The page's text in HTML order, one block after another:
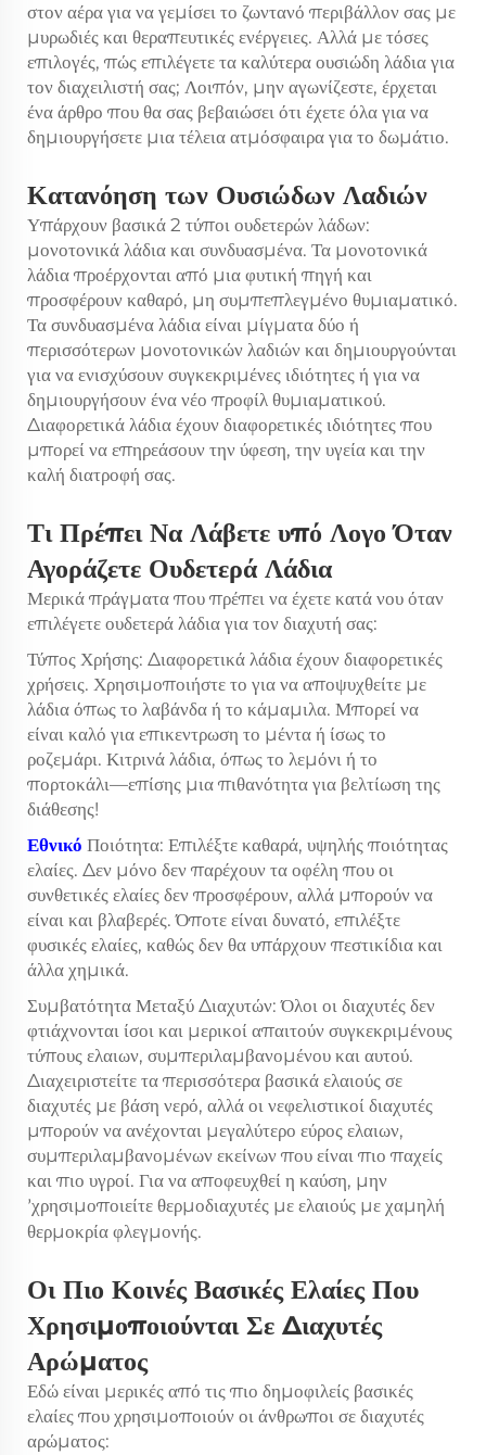
στον αέρα για να γεμίσει το ζωντανό περιβάλλον σας με
μυρωδιές και θεραπευτικές ενέργειες. Αλλά με τόσες
επιλογές, πώς επιλέγετε τα καλύτερα ουσιώδη λάδια για
τον διαχειλιστή σας; Λοιπόν, μην αγωνίζεστε, έρχεται
ένα άρθρο που θα σας βεβαιώσει ότι έχετε όλα για να
δημιουργήσετε μια τέλεια ατμόσφαιρα για το δωμάτιο.
Κατανόηση των Ουσιώδων Λαδιών
Υπάρχουν βασικά 2 τύποι ουδετερών λάδων:
μονοτονικά λάδια και συνδυασμένα. Τα μονοτονικά
λάδια προέρχονται από μια φυτική πηγή και
προσφέρουν καθαρό, μη συμπεπλεγμένο θυμιαματικό.
Τα συνδυασμένα λάδια είναι μίγματα δύο ή
περισσότερων μονοτονικών λαδιών και δημιουργούνται
για να ενισχύσουν συγκεκριμένες ιδιότητες ή για να
δημιουργήσουν ένα νέο προφίλ θυμιαματικού.
Διαφορετικά λάδια έχουν διαφορετικές ιδιότητες που
μπορεί να επηρεάσουν την ύφεση, την υγεία και την
καλή διατροφή σας.
Τι Πρέπει Να Λάβετε υπό Λογο Όταν
Αγοράζετε Ουδετερά Λάδια
Μερικά πράγματα που πρέπει να έχετε κατά νου όταν
επιλέγετε ουδετερά λάδια για τον διαχυτή σας:
Τύπος Χρήσης: Διαφορετικά λάδια έχουν διαφορετικές
χρήσεις. Χρησιμοποιήστε το για να αποψυχθείτε με
λάδια όπως το λαβάνδα ή το κάμαμιλα. Μπορεί να
είναι καλό για επικεντρωση το μέντα ή ίσως το
ροζεμάρι. Κιτρινά λάδια, όπως το λεμόνι ή το
πορτοκάλι—επίσης μια πιθανότητα για βελτίωση της
διάθεσης!
Εθνικό Ποιότητα: Επιλέξτε καθαρά, υψηλής ποιότητας
ελαίες. Δεν μόνο δεν παρέχουν τα οφέλη που οι
συνθετικές ελαίες δεν προσφέρουν, αλλά μπορούν να
είναι και βλαβερές. Όποτε είναι δυνατό, επιλέξτε
φυσικές ελαίες, καθώς δεν θα υπάρχουν πεστικίδια και
άλλα χημικά.
Συμβατότητα Μεταξύ Διαχυτών: Όλοι οι διαχυτές δεν
φτιάχνονται ίσοι και μερικοί απαιτούν συγκεκριμένους
τύπους ελαιων, συμπεριλαμβανομένου και αυτού.
Διαχειριστείτε τα περισσότερα βασικά ελαιούς σε
διαχυτές με βάση νερό, αλλά οι νεφελιστικοί διαχυτές
μπορούν να ανέχονται μεγαλύτερο εύρος ελαιων,
συμπεριλαμβανομένων εκείνων που είναι πιο παχείς
και πιο υγροί. Για να αποφευχθεί η καύση, μην
’χρησιμοποιείτε θερμοδιαχυτές με ελαιούς με χαμηλή
θερμοκρία φλεγμονής.
Οι Πιο Κοινές Βασικές Ελαίες Που
Χρησιμοποιούνται Σε Διαχυτές
Αρώματος
Εδώ είναι μερικές από τις πιο δημοφιλείς βασικές
ελαίες που χρησιμοποιούν οι άνθρωποι σε διαχυτές
αρώματος: